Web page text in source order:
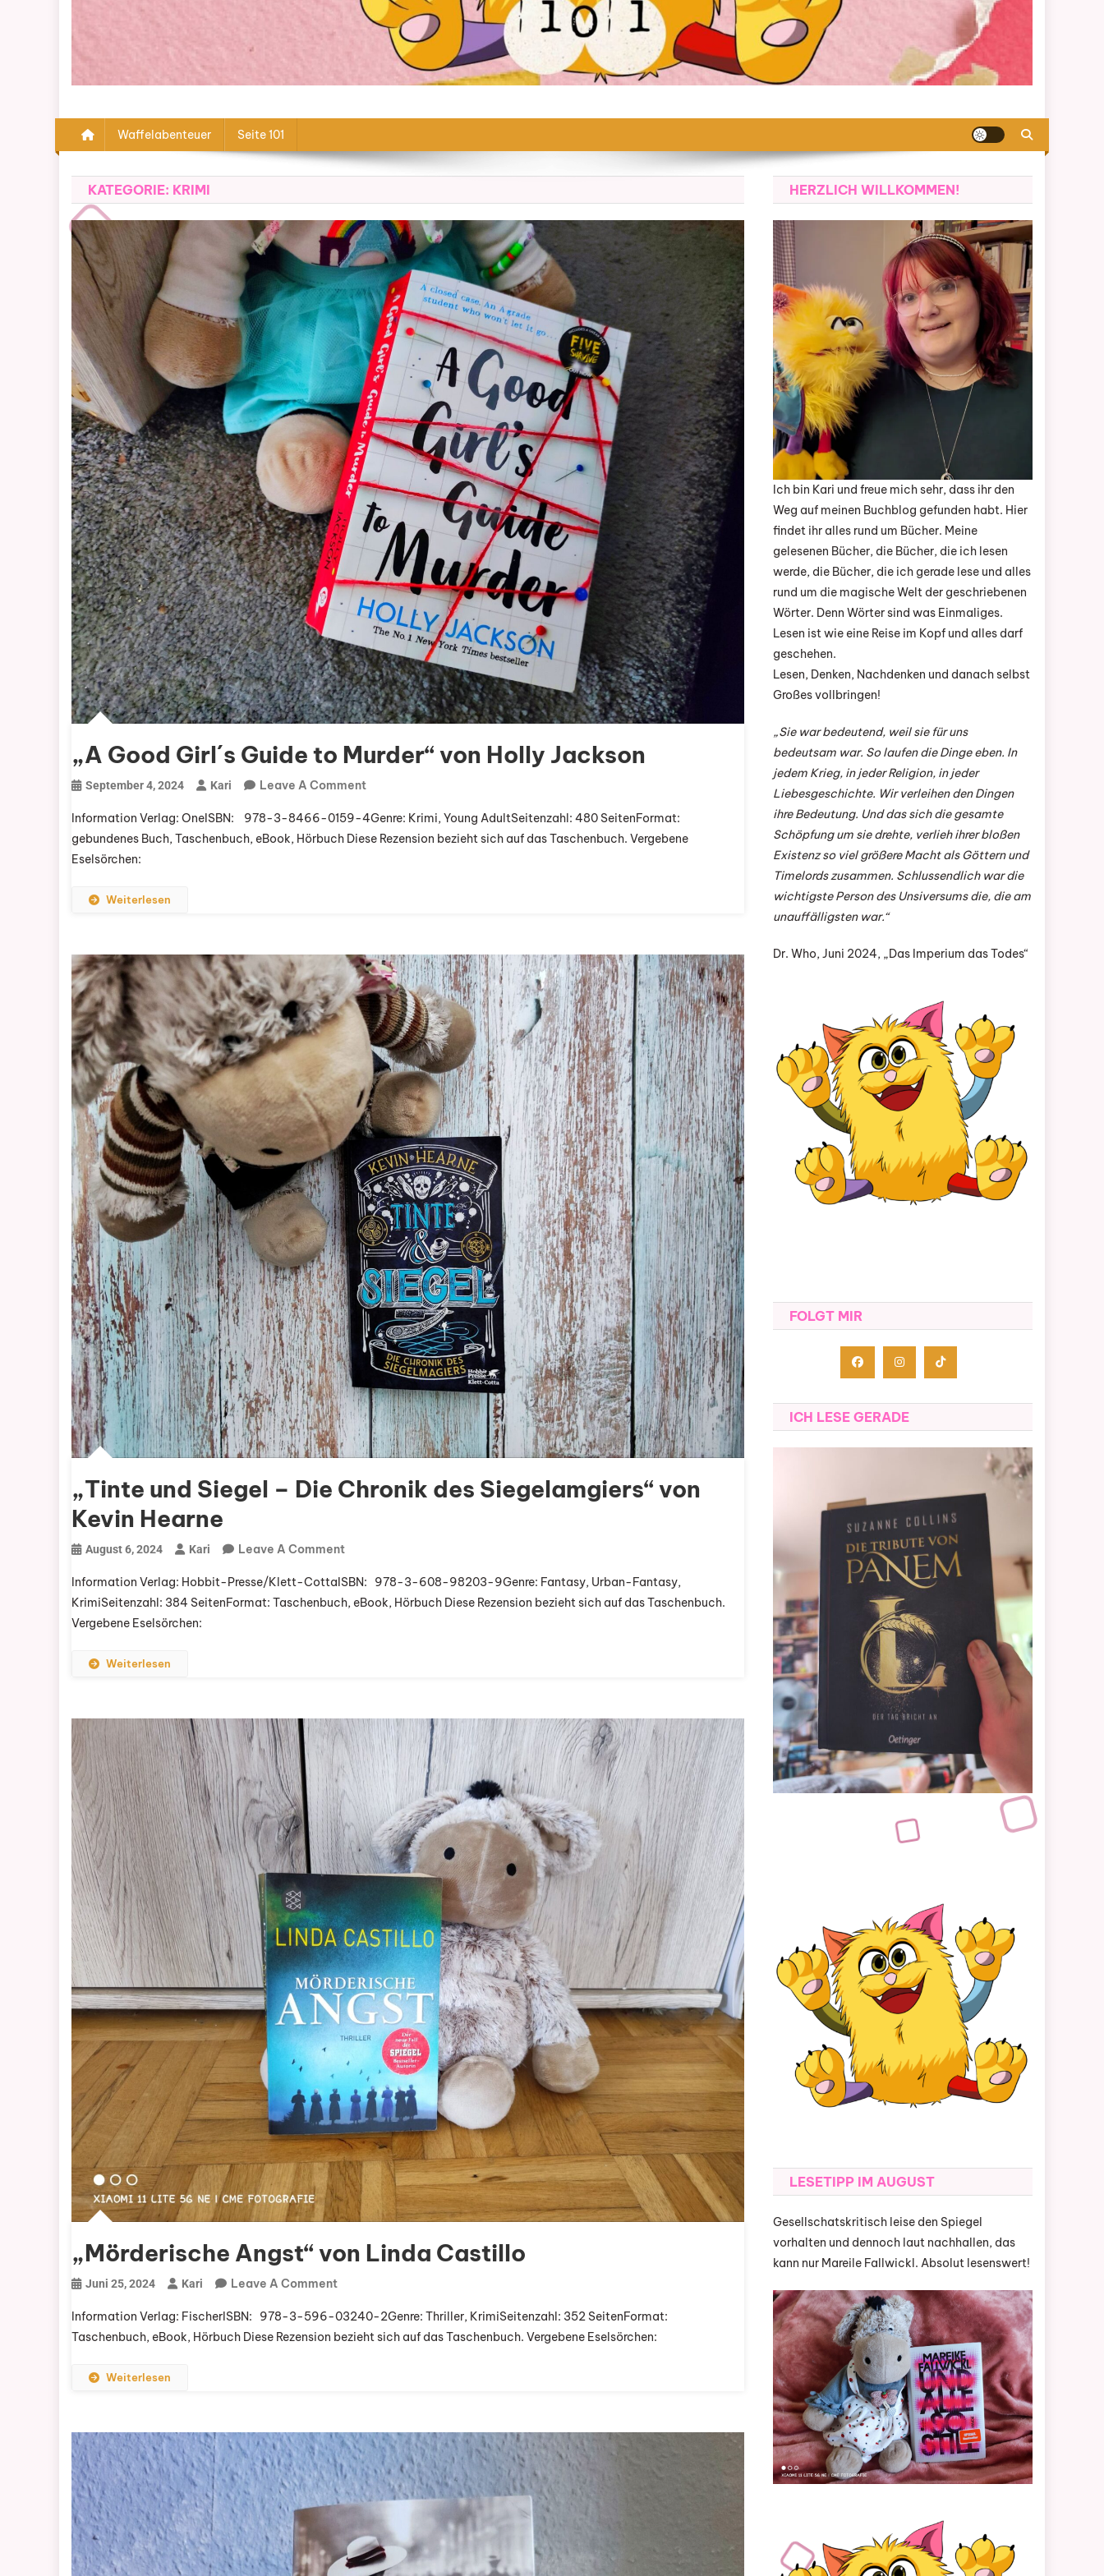
Waffelabenteuer Seite 101
KATEGORIE: KRIMI
„A Good Girl´s Guide to Murder“ von Holly Jackson
September 4, 2024 Kari Leave A CommentOn
Good
Girl
Holly
Jackson
Information Verlag: OneISBN: ‎ ‎ ‎ 978-3-8466-0159-4Genre: Krimi, Young AdultSeitenzahl: 480 SeitenFormat:
gebundenes Buch, Taschenbuch, eBook, Hörbuch Diese Rezension bezieht sich auf das Taschenbuch. Vergebene
Eselsörchen:
Weiterlesen
„Tinte und Siegel – Die Chronik des Siegelamgiers“ von
Kevin Hearne
August 6, 2024 Kari Leave A CommentOn
Und
Siegel
Von
Kevin
Hearne
Information Verlag: Hobbit-Presse/Klett-CottaISBN: ‎ ‎ 978-3-608-98203-9Genre: Fantasy, Urban-Fantasy,
KrimiSeitenzahl: 384 SeitenFormat: Taschenbuch, eBook, Hörbuch Diese Rezension bezieht sich auf das Taschenbuch.
Vergebene Eselsörchen:
Weiterlesen
„Mörderische Angst“ von Linda Castillo
Juni 25, 2024 Kari Leave A CommentOn
Angst“
Von
Information Verlag: FischerISBN: ‎ ‎ 978-3-596-03240-2Genre: Thriller, KrimiSeitenzahl: 352 SeitenFormat:
Taschenbuch, eBook, Hörbuch Diese Rezension bezieht sich auf das Taschenbuch. Vergebene Eselsörchen:
Weiterlesen
HERZLICH WILLKOMMEN!
Ich bin Kari und freue mich sehr, dass ihr den
Weg auf meinen Buchblog gefunden habt. Hier
findet ihr alles rund um Bücher. Meine
gelesenen Bücher, die Bücher, die ich lesen
werde, die Bücher, die ich gerade lese und alles
rund um die magische Welt der geschriebenen
Wörter. Denn Wörter sind was Einmaliges.
Lesen ist wie eine Reise im Kopf und alles darf
geschehen.
Lesen, Denken, Nachdenken und danach selbst
Großes vollbringen!
„Sie war bedeutend, weil sie für uns
bedeutsam war. So laufen die Dinge eben. In
jedem Krieg, in jeder Religion, in jeder
Liebesgeschichte. Wir verleihen den Dingen
ihre Bedeutung. Und das sich die gesamte
Schöpfung um sie drehte, verlieh ihrer bloßen
Existenz so viel größere Macht als Göttern und
Timelords zusammen. Schlussendlich war die
wichtigste Person des Unsiversums die, die am
unauffälligsten war.“
Dr. Who, Juni 2024, „Das Imperium das Todes“
FOLGT MIR
ICH LESE GERADE
LESETIPP IM AUGUST
Gesellschatskritisch leise den Spiegel
vorhalten und dennoch laut nachhallen, das
kann nur Mareile Fallwickl. Absolut lesenswert!